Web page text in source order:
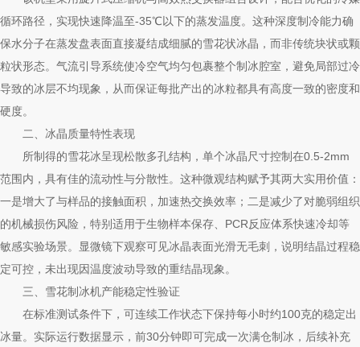
循环路径，实现快速降温至-35℃以下的蒸发温度。这种深度制冷能力确
保水分子在蒸发盘表面直接凝结成细腻的雪花状冰晶，而非传统块状或颗
粒状形态。气流引导系统使冷空气均匀包裹整个制冰腔室，避免局部过冷
导致的冰层不均现象，从而保证每批产出的冰粒都具有高度一致的密度和
硬度。
二、冰晶质量特性表现
所制得的雪花冰呈现松散多孔结构，单个冰晶尺寸控制在0.5-2mm
范围内，具有佳的流动性与分散性。这种微观结构赋予其两大实用价值：
一是增大了与样品的接触面积，加速热交换效率；二是减少了对脆弱组织
的机械损伤风险，特别适用于生物样本保存、PCR反应体系快速冷却等
敏感实验场景。显微镜下观察可见冰晶表面光滑无毛刺，说明结晶过程稳
定可控，未出现因温度波动导致的重结晶现象。
三、雪花制冰机产能稳定性验证
在标准测试条件下，可连续工作状态下保持每小时约100克的稳定出
冰量。实际运行数据显示，前30分钟即可完成一次满仓制冰，后续补充